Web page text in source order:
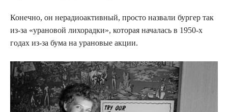
Конечно, он нерадиоактивный, просто назвали бургер так
из-за «урановой лихорадки», которая началась в 1950-х
годах из-за бума на урановые акции.